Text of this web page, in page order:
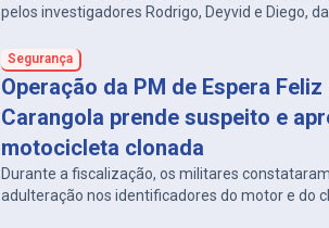
pelos investigadores Rodrigo, Deyvid e Diego,
Segurança
Operação da PM de Espera Feliz
Carangola prende suspeito e
motocicleta clonada
Durante a fiscalização, os militares
adulteração nos identificadores do motor e do